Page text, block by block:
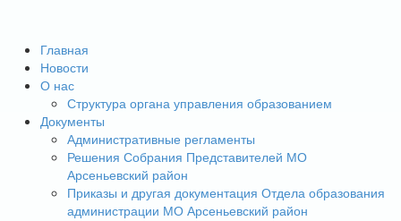
Главная
Новости
О нас
Структура органа управления образованием
Документы
Административные регламенты
Решения Собрания Представителей МО
Арсеньевский район
Приказы и другая документация Отдела образования
администрации МО Арсеньевский район